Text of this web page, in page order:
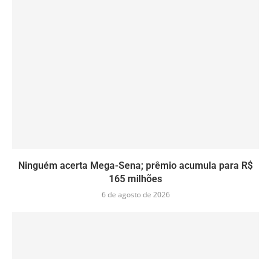
Ninguém acerta Mega-Sena; prêmio acumula para R$
165 milhões
6 de agosto de 2026